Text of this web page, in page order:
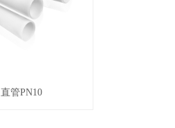
直管PN10